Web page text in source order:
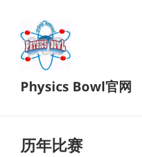
Physics Bowl官网
历年比赛